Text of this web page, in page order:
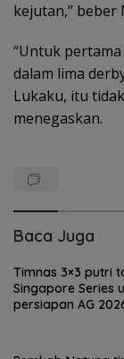
kejutan,” beber
“Untuk
dalam lima
Lukaku, itu
menegaskan.
Baca Juga
Timnas 3×3 putri
Singapore Series
persiapan AG